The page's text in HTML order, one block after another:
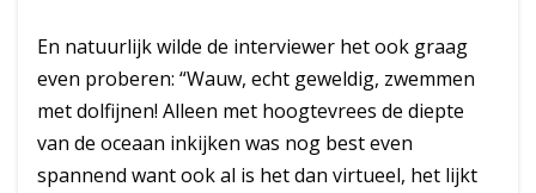
En natuurlijk wilde de interviewer het ook graag
even proberen: “Wauw, echt geweldig, zwemmen
met dolfijnen! Alleen met hoogtevrees de diepte
van de oceaan inkijken was nog best even
spannend want ook al is het dan virtueel, het lijkt